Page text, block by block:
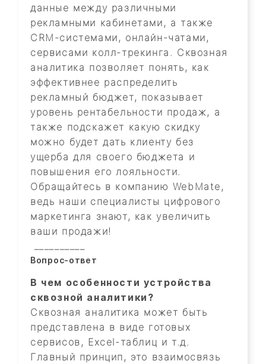
данные между различными
рекламными кабинетами, а также
CRM-системами, онлайн-чатами,
сервисами колл-трекинга. Сквозная
аналитика позволяет понять, как
эффективнее распределить
рекламный бюджет, показывает
уровень рентабельности продаж, а
также подскажет какую скидку
можно будет дать клиенту без
ущерба для своего бюджета и
повышения его лояльности.
Обращайтесь в компанию WebMate,
ведь наши специалисты цифрового
маркетинга знают, как увеличить
ваши продажи!
__________
Вопрос-ответ
В чем особенности устройства
сквозной аналитики?
Сквозная аналитика может быть
представлена в виде готовых
сервисов, Excel-таблиц и т.д.
Главный принцип, это взаимосвязь